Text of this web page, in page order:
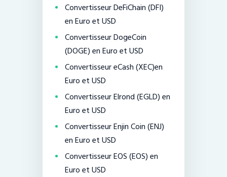
Convertisseur DeFiChain (DFI)
en Euro et USD
Convertisseur DogeCoin
(DOGE) en Euro et USD
Convertisseur eCash (XEC)en
Euro et USD
Convertisseur Elrond (EGLD) en
Euro et USD
Convertisseur Enjin Coin (ENJ)
en Euro et USD
Convertisseur EOS (EOS) en
Euro et USD